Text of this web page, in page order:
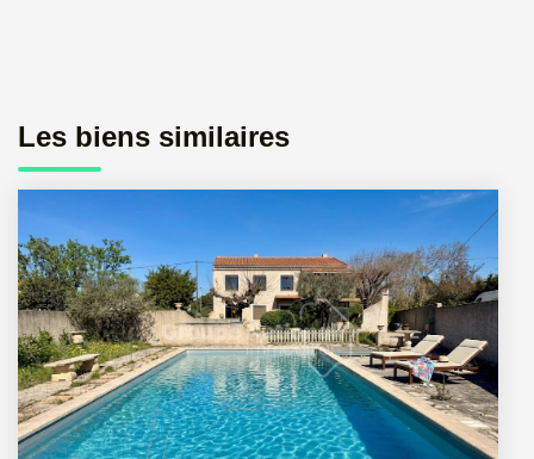
Les biens similaires